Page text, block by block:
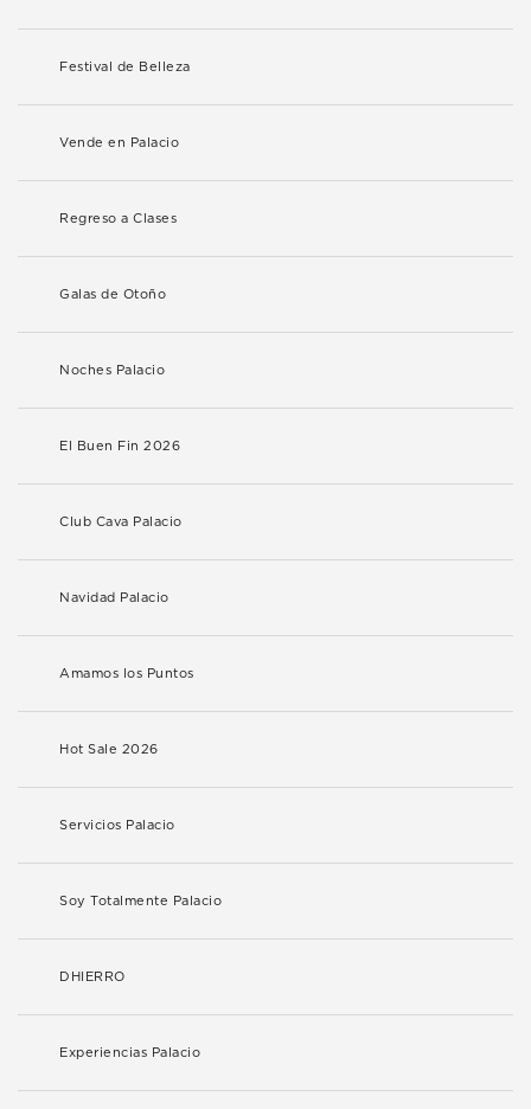
Festival de Belleza
Vende en Palacio
Regreso a Clases
Galas de Otoño
Noches Palacio
El Buen Fin 2026
Club Cava Palacio
Navidad Palacio
Amamos los Puntos
Hot Sale 2026
Servicios Palacio
Soy Totalmente Palacio
DHIERRO
Experiencias Palacio